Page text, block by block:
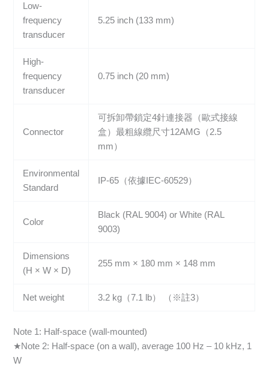
Low-
frequency
transducer
5.25 inch (133 mm)
High-
frequency
transducer
0.75 inch (20 mm)
Connector
可拆卸帶鎖定4針連接器（歐式接線
盒）最粗線纜尺寸12AMG（2.5
mm）
Environmental
Standard
IP-65（依據IEC-60529）
Color
Black (RAL 9004) or White (RAL
9003)
Dimensions
(H × W × D)
255 mm × 180 mm × 148 mm
Net weight 3.2 kg（7.1 lb） （※註3）
Note 1: Half-space (wall-mounted)
★Note 2: Half-space (on a wall), average 100 Hz – 10 kHz, 1
W